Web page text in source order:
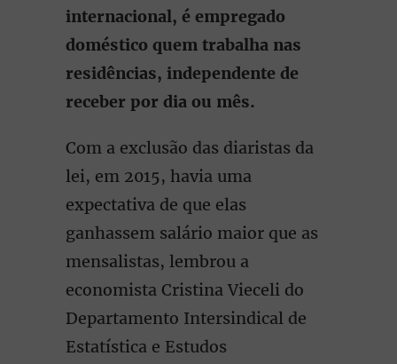
internacional, é empregado
doméstico quem trabalha nas
residências, independente de
receber por dia ou mês.
Com a exclusão das diaristas da
lei, em 2015, havia uma
expectativa de que elas
ganhassem salário maior que as
mensalistas, lembrou a
economista Cristina Vieceli do
Departamento Intersindical de
Estatística e Estudos